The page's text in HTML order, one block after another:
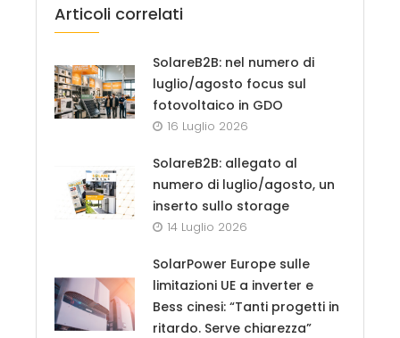
Articoli correlati
SolareB2B: nel numero di
luglio/agosto focus sul
fotovoltaico in GDO
16 Luglio 2026
SolareB2B: allegato al
numero di luglio/agosto, un
inserto sullo storage
14 Luglio 2026
SolarPower Europe sulle
limitazioni UE a inverter e
Bess cinesi: “Tanti progetti in
ritardo. Serve chiarezza”